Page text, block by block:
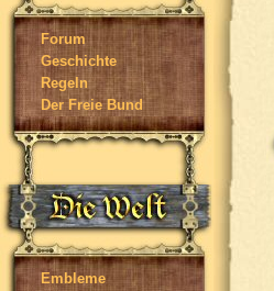
Forum
Geschichte
Regeln
Der Freie Bund
Embleme